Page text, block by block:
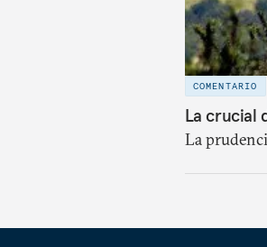
COMENTARIO
La crucial
La